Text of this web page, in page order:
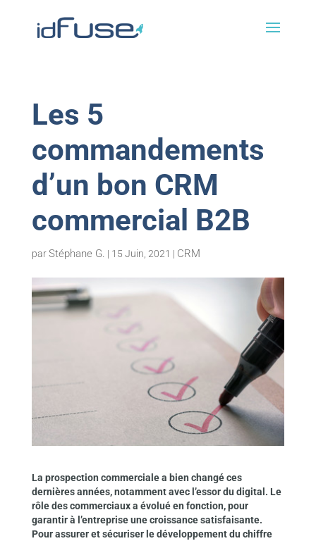
Les 5
commandements
d’un bon CRM
commercial B2B
parStéphane G. | 15 Juin, 2021 | CRM
La prospection commerciale a bien changé ces
dernières années, notamment avec l’essor du digital. Le
rôle des commerciaux a évolué en fonction, pour
garantir à l’entreprise une croissance satisfaisante.
Pour assurer et sécuriser le développement du chiffre